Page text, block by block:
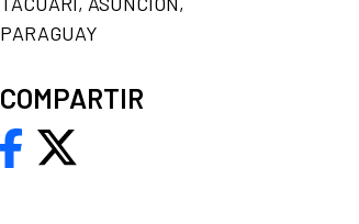
PARAGUAY
COMPARTIR